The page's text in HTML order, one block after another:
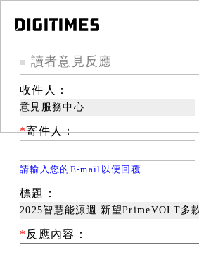
■ 讀者意見反應
收件人：
意見服務中心
*寄件人：
請輸入您的E-mail以便回覆
標題：
2025智慧能源週 新望PrimeVOLT多
* 反應內容：